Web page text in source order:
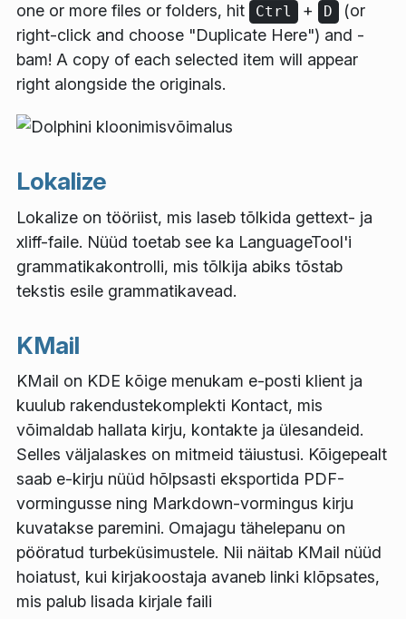
one or more files or folders, hit
Ctrl + D
(or
right-click and choose "Duplicate Here") and -
bam! A copy of each selected item will appear
right alongside the originals.
Lokalize
Lokalize on tööriist, mis laseb tõlkida gettext- ja
xliff-faile. Nüüd toetab see ka LanguageTool'i
grammatikakontrolli, mis tõlkija abiks tõstab
tekstis esile grammatikavead.
KMail
KMail on KDE kõige menukam e-posti klient ja
kuulub rakendustekomplekti Kontact, mis
võimaldab hallata kirju, kontakte ja ülesandeid.
Selles väljalaskes on mitmeid täiustusi. Kõigepealt
saab e-kirju nüüd hõlpsasti eksportida PDF-
vormingusse ning Markdown-vormingus kirju
kuvatakse paremini. Omajagu tähelepanu on
pööratud turbeküsimustele. Nii näitab KMail nüüd
hoiatust, kui kirjakoostaja avaneb linki klõpsates,
mis palub lisada kirjale faili